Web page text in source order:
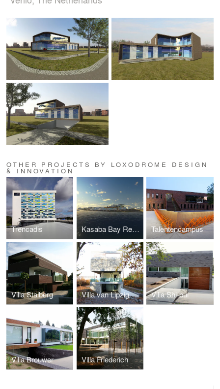
OTHER PROJECTS BY LOXODROME DESIGN
& INNOVATION
Trencadis Kasaba Bay Resort Talentencampus
Villa Stalberg Villa van Lipzig Villa Shi-bui
Villa Brouwer Villa Friederich